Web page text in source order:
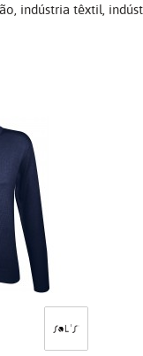
indústria têxtil,